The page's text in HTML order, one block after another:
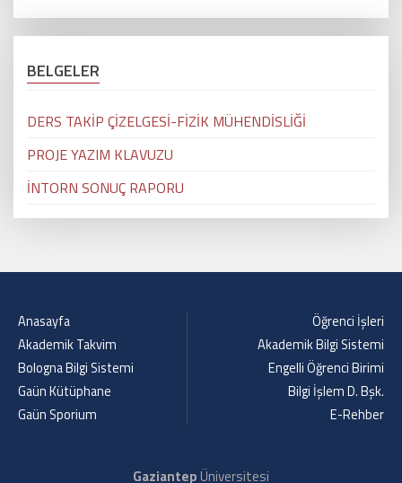
BELGELER
DERS TAKİP ÇİZELGESİ-FİZİK MÜHENDİSLİĞİ
PROJE YAZIM KLAVUZU
İNTORN SONUÇ RAPORU
Anasayfa
Akademik Takvim
Bologna Bilgi Sistemi
Gaün Kütüphane
Gaün Sporium
Öğrenci İşleri
Akademik Bilgi Sistemi
Engelli Öğrenci Birimi
Bilgi İşlem D. Bşk.
E-Rehber
GaziantepÜniversitesi